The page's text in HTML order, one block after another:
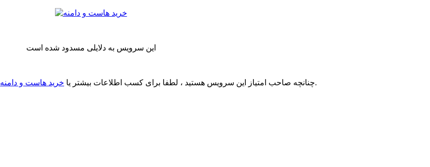
این سرویس به دلایلی مسدود شده است
چنانچه صاحب امتیاز این سرویس هستید ، لطفا برای کسب اطلاعات بیشتر یا خرید هاست و دامنه با شرکت سرورپارس تماس حاصل نمایید.